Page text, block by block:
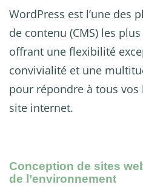
WordPress est l’une des
de contenu (CMS) les
offrant une flexibilité
convivialité et une
pour répondre à tous
site internet.
Conception de sites
de l’environnement